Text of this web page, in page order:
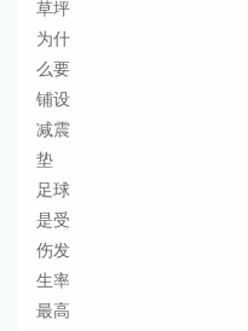
草坪
为什
么要
铺设
减震
垫
足球
是受
伤发
生率
最高